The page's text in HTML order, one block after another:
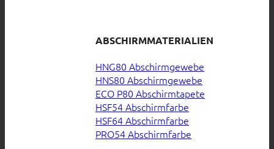
ABSCHIRMMATERIALIEN
HNG80 Abschirmgewebe
HNS80 Abschirmgewebe
ECO P80 Abschirmtapete
HSF54 Abschirmfarbe
HSF64 Abschirmfarbe
PRO54 Abschirmfarbe